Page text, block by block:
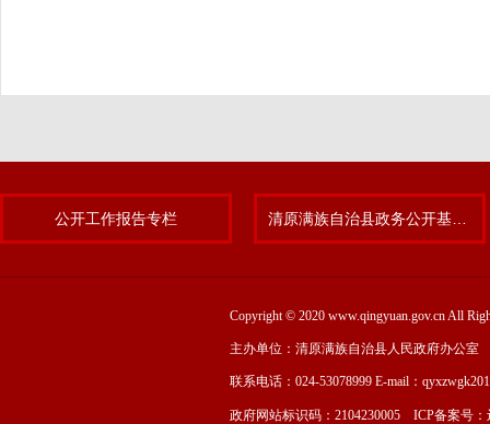
公开工作报告专栏
Copyright © 2020 www.qingyuan.gov.cn All
主办单位：清原满族自治县人民政府办公室
联系电话：024-53078999 E-mail：
政府网站标识码：2104230005 ICP备案号：